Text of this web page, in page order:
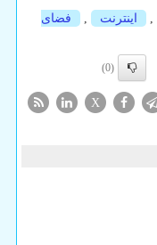
اینترنت
فضای
(0)
X